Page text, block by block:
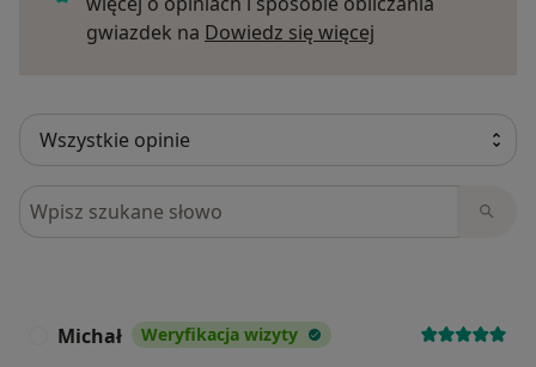
gwiazdek na Dowiedz się więcej
Szukaj w opiniach
Michał Weryfikacja wizyty